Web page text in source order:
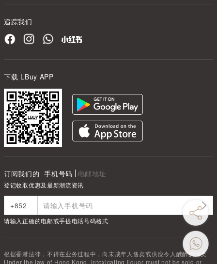
追踪我们
下载 LBuy APP
订阅我们的 手机号码 电邮地址
登记收取优惠及最新潮流资讯
请输入正确的电邮或手提电话号码格式
根据香港法律，不得在业务过程中，向未成年人售卖或供应令人醺醉的酒类
Under the law of Hong Kong, intoxicating liquor must not be sold or